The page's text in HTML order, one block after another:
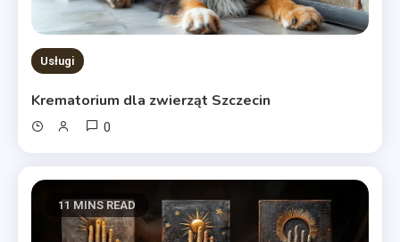
Usługi
Krematorium dla zwierząt Szczecin
0
11 MINS READ